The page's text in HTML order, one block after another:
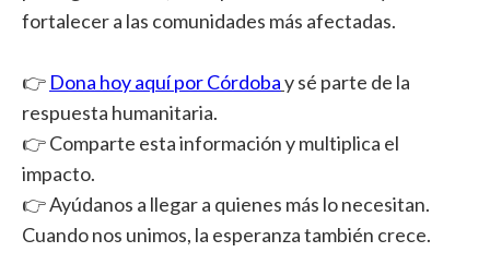
fortalecer a las comunidades más afectadas.
👉 Dona hoy aquí por Córdobay sé parte de la
respuesta humanitaria.
👉Comparte esta información y multiplica el
impacto.
👉Ayúdanos a llegar a quienes más lo necesitan.
Cuando nos unimos, la esperanza también crece.